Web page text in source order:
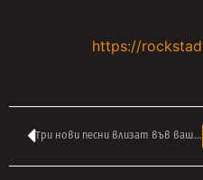
https://
Три нови песни влизат във вашата РОК класация ТАНГРА ТОП 40 – гласувайте ТУК